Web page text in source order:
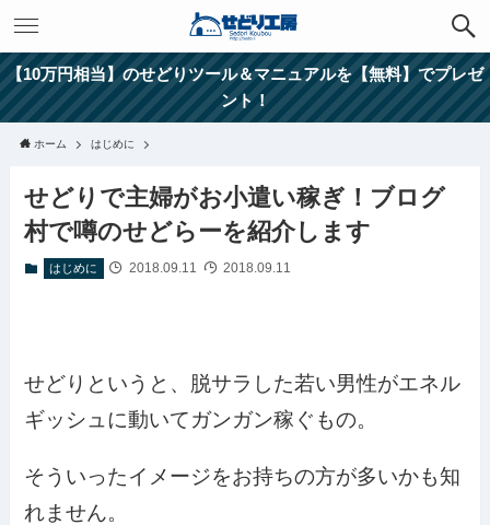
【10万円相当】のせどりツール＆マニュアルを【無料】でプレゼ
ント！
ホーム はじめに
せどりで主婦がお小遣い稼ぎ！ブログ
村で噂のせどらーを紹介します
はじめに 2018.09.11 2018.09.11
せどりというと、脱サラした若い男性がエネル
ギッシュに動いてガンガン稼ぐもの。
そういったイメージをお持ちの方が多いかも知
れません。